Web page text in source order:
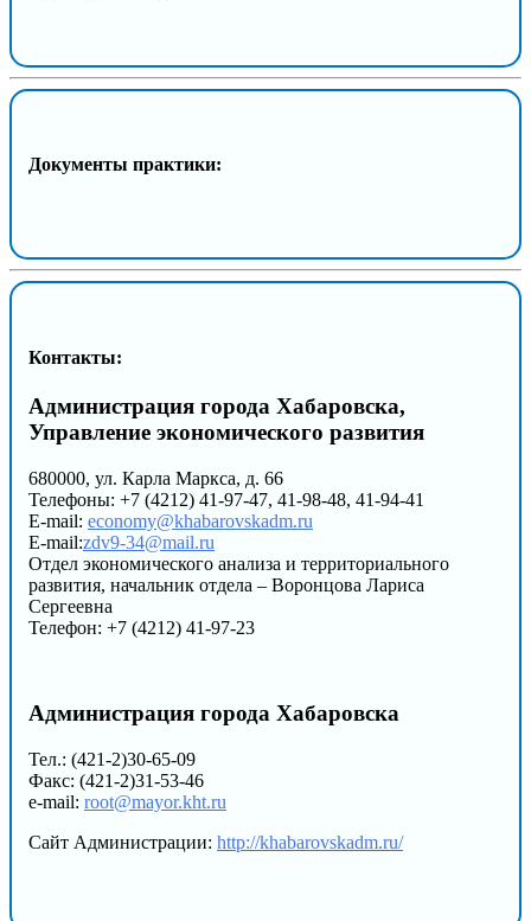
Документы практики:
Контакты:
Администрация города Хабаровска,
Управление экономического развития
680000, ул. Карла Маркса, д. 66
Телефоны: +7 (4212) 41-97-47, 41-98-48, 41-94-41
E-mail: economy@khabarovskadm.ru
E-mail:zdv9-34@mail.ru
Отдел экономического анализа и территориального
развития, начальник отдела – Воронцова Лариса
Сергеевна
Телефон: +7 (4212) 41-97-23
Администрация города Хабаровска
Тел.: (421-2)30-65-09
Факс: (421-2)31-53-46
e-mail: root@mayor.kht.ru
Сайт Администрации: http://khabarovskadm.ru/